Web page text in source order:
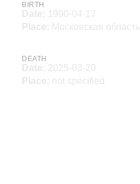
BIRTH
Date: 1990-04-17
Place: Московская область
DEATH
Date: 2025-03-20
Place: not specified